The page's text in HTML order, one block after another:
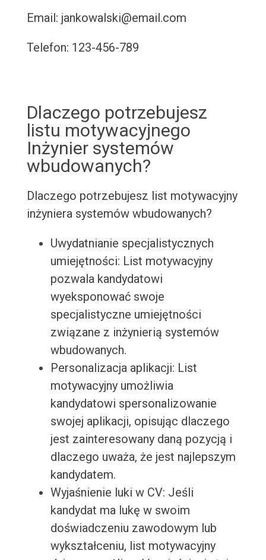
Email: jankowalski@email.com
Telefon: 123-456-789
Dlaczego potrzebujesz
listu motywacyjnego
Inżynier systemów
wbudowanych?
Dlaczego potrzebujesz list motywacyjny
inżyniera systemów wbudowanych?
Uwydatnianie specjalistycznych
umiejętności: List motywacyjny
pozwala kandydatowi
wyeksponować swoje
specjalistyczne umiejętności
związane z inżynierią systemów
wbudowanych.
Personalizacja aplikacji: List
motywacyjny umożliwia
kandydatowi spersonalizowanie
swojej aplikacji, opisując dlaczego
jest zainteresowany daną pozycją i
dlaczego uważa, że jest najlepszym
kandydatem.
Wyjaśnienie luki w CV: Jeśli
kandydat ma lukę w swoim
doświadczeniu zawodowym lub
wykształceniu, list motywacyjny